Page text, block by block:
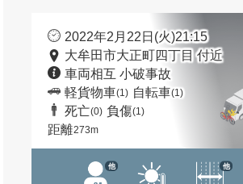
2022年2月22日(火)21:15
大牟田市大正町四丁目 付近
車両相互 小破事故
軽貨物車(1) 自転車(1)
死亡(0) 負傷(1)
距離273m
他 他